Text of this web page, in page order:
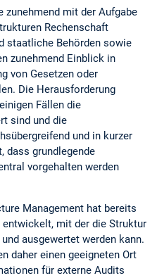
zunehmend mit der Aufgabe
Rechenschaft
staatliche Behörden sowie
zunehmend Einblick in
von Gesetzen oder
Die Herausforderung
Fällen die
sind und die
und in kurzer
dass grundlegende
vorgehalten werden
Management hat bereits
mit der die Struktur
ausgewertet werden kann.
daher einen geeigneten Ort
für externe Audits